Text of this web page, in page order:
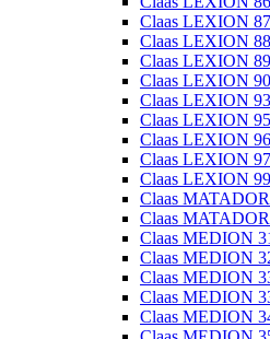
Claas LEXION
Claas LEXION
Claas LEXION
Claas LEXION
Claas LEXION
Claas LEXION
Claas LEXION
Claas LEXION
Claas LEXION
Claas
Claas
Claas MEDION
Claas MEDION
Claas MEDION
Claas MEDION
Claas MEDION